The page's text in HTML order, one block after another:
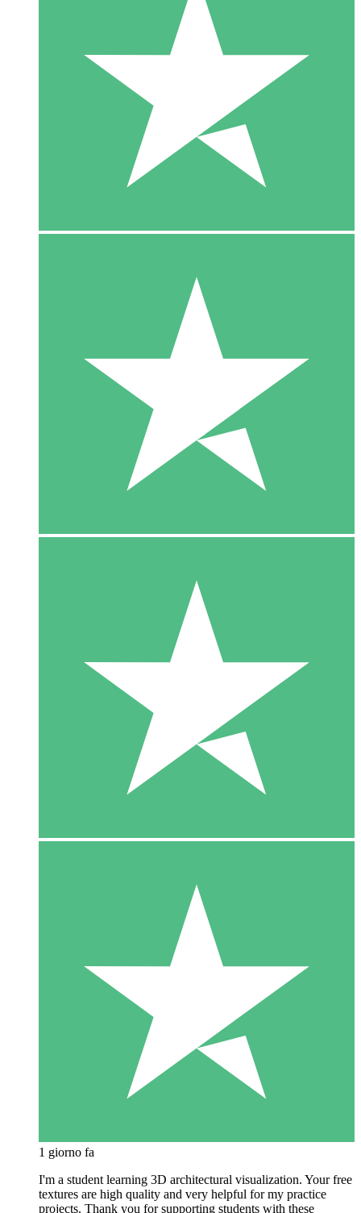
1 giorno fa
I'm a student learning 3D architectural visualization. Your free
textures are high quality and very helpful for my practice
projects. Thank you for supporting students with these